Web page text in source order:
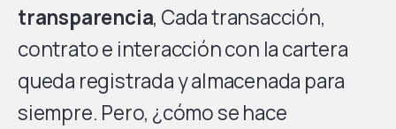
transparencia, Cada transacción,
contrato e interacción con la cartera
queda registrada y almacenada para
siempre. Pero, ¿cómo se hace